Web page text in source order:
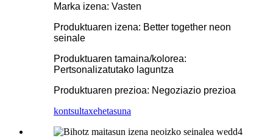
Marka izena: Vasten
Produktuaren izena: Better together neon
seinale
Produktuaren tamaina/kolorea:
Pertsonalizatutako laguntza
Produktuaren prezioa: Negoziazio prezioa
kontsultaxehetasuna